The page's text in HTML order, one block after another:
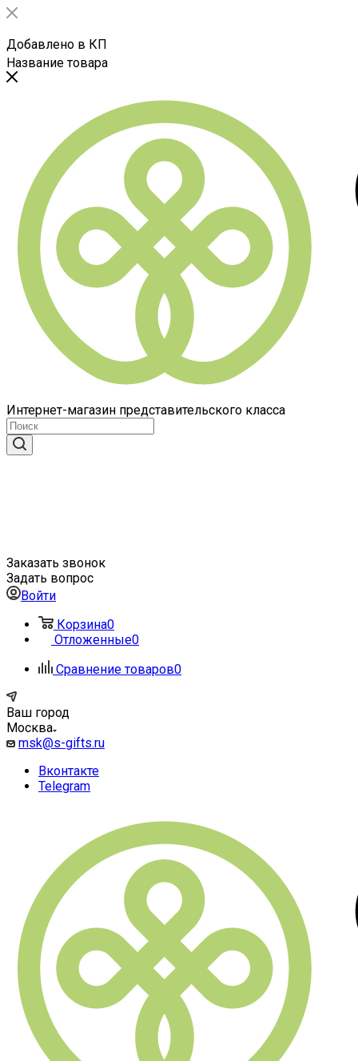
Добавлено в КП
Название товара
Интернет-магазин представительского класса
Заказать звонок
Задать вопрос
Войти
Корзина0
Отложенные0
Сравнение товаров0
Ваш город
Москва
msk@s-gifts.ru
Вконтакте
Telegram